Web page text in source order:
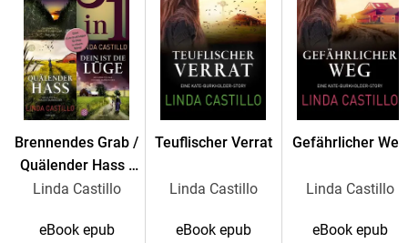
ausgeschlossen wurde. Doch was hat er getan, dass er so
bestraft wurde? Und führte diese Tat auch zu seinem Tod?
Während ihrer Ermittlungen taucht Kate tief in die Kultur und
Geschichte der Amischen ein. Bis sie ein Geheimnis
aufdeckt, das alles erschüttert, was sie über die Amischen -
Ein packender Thriller - und ein spannender Einblick in die
Brennendes Grab /
Quälender Hass /
Dein ist die Lüge -
Burkholder-Krimis
Linda Castillo
eBook epub
Teuflischer Verrat
Linda Castillo
eBook epub
Gefährlicher Weg
Linda Castillo
eBook epub